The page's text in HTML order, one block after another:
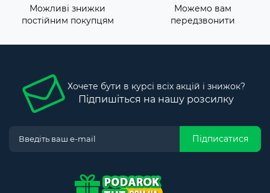
Можливі знижки
постійним покупцям
Можемо вам
передзвонити
Хочете бути в курсі всіх акцій і знижок?
Підпишіться на нашу розсилку
Підписатися